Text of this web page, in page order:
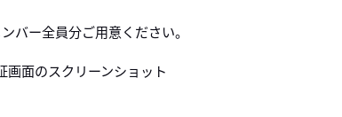
ー全員分ご用意ください。
面のスクリーンショット